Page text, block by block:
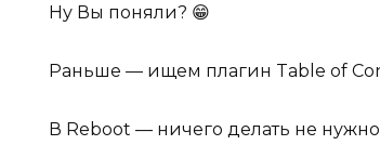
Ну Вы поняли? 😁
Раньше — ищем плагин Table of
В Reboot — ничего делать не